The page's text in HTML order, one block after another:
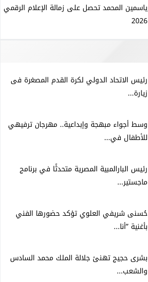
ياسمين المحمد تحصل على زمالة الإعلام الرقمي
2026
رئيس الاتحاد الدولي لكرة القدم المصغرة فى
زيارة...
وسط أجواء مبهجة وإبداعية.. مهرجان ترفيهي
للأطفال في...
رئيس البارالمبية المصرية متحدثًا في برنامج
ماجستير...
حُسنى شريفي العلوي تؤكد حضورها الفني
بأغنية ”أنا...
بشرى حجيج تهنئ جلالة الملك محمد السادس
والشعب...